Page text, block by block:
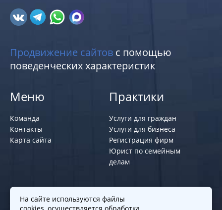
Продвижение сайтов с помощью
поведенческих характеристик
Меню
Команда
Контакты
Карта сайта
Практики
Услуги для граждан
Услуги для бизнеса
Регистрация фирм
Юрист по семейным
делам
Политики и правила
На сайте используются файлы